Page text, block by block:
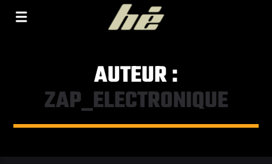
AUTEUR :
ZAP_ELECTRONIQUE